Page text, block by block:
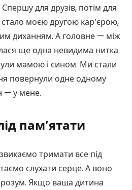
для друзів, потім для
моєю другою кар’єрою,
диханням. А головне — між
ще одна невидима нитка.
мамою і сином. Ми стали
повернули одне одному
— у мене.
пам’ятати
тримати все під
слухати серце. А воно
розум. Якщо ваша дитина